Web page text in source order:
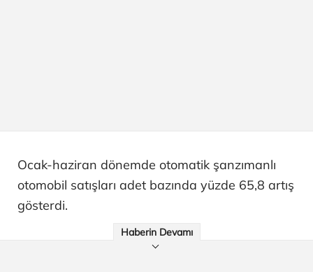
Ocak-haziran dönemde otomatik şanzımanlı
otomobil satışları adet bazında yüzde 65,8 artış
gösterdi.
Haberin Devamı